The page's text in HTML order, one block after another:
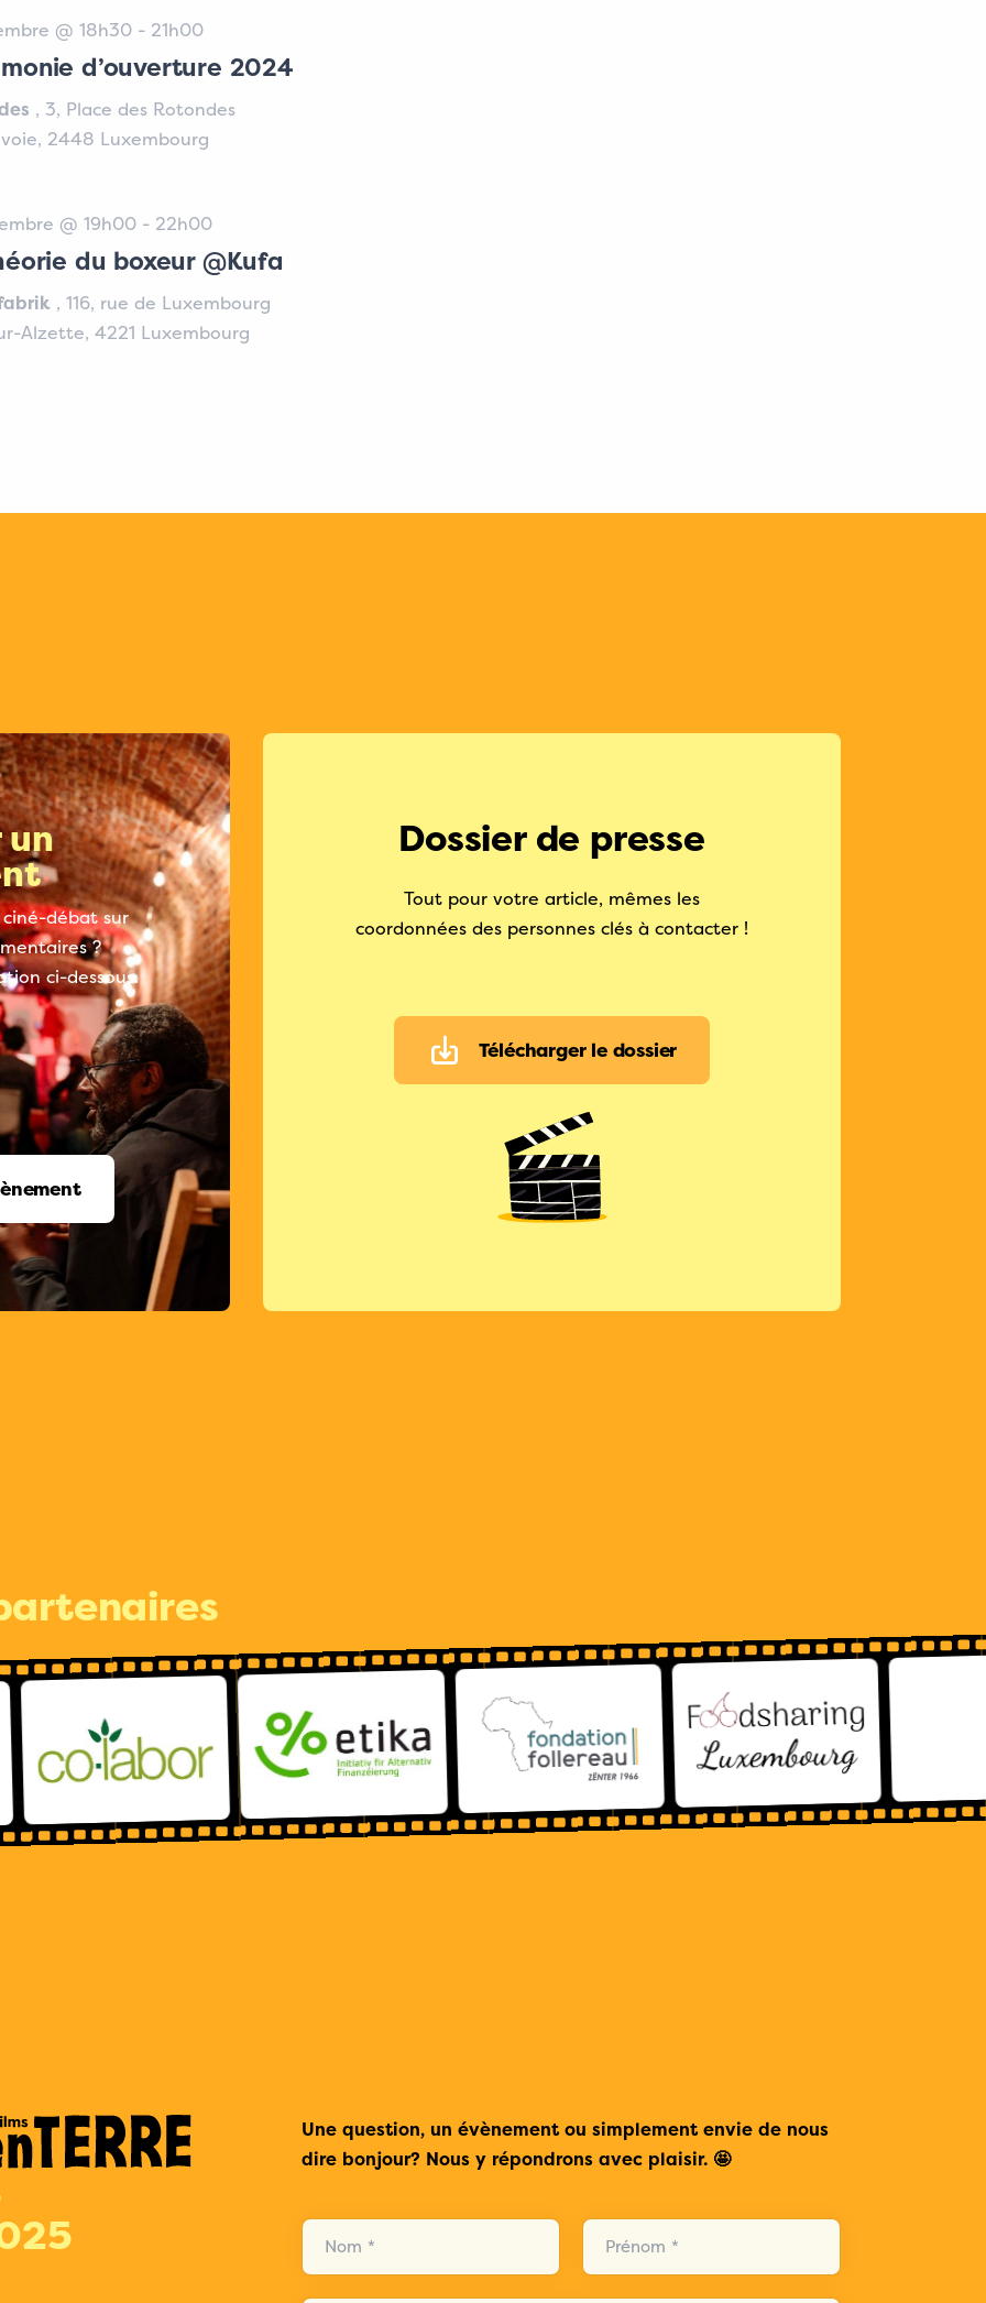
@ 18h30 - 21h00
d’ouverture 2024
, 3, Place des Rotondes
, 2448 Luxembourg
@ 19h00 - 22h00
du boxeur @Kufa
, 116, rue de Luxembourg
Alzette, 4221 Luxembourg
un
débat sur
?
ci-dessous.
Dossier de presse
Tout pour votre article, mêmes les
coordonnées des personnes clés à contacter !
Télécharger le dossier
Une question, un évènement ou simplement envie de nous
dire bonjour? Nous y répondrons avec plaisir. 🤩
Nom * Prénom *